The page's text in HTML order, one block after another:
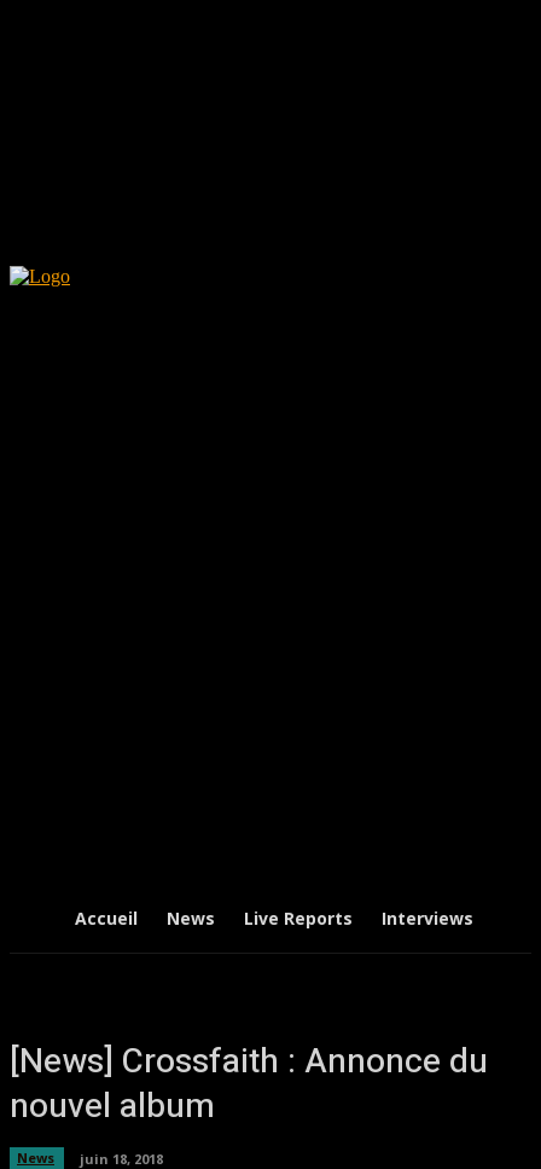
Accueil News Live Reports Interviews
[News] Crossfaith : Annonce du
nouvel album
News juin 18, 2018